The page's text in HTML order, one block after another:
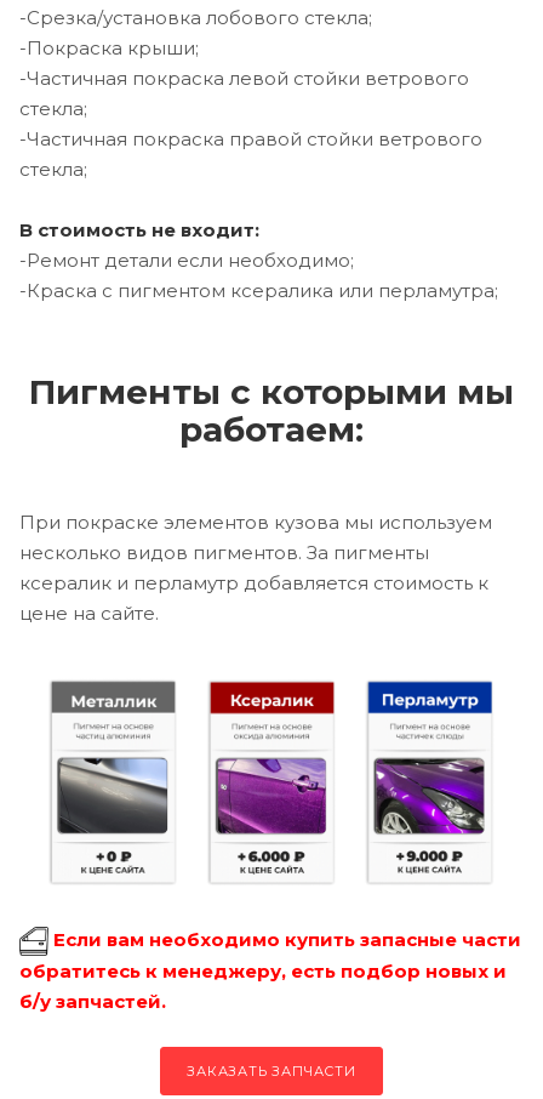
-Срезка/установка лобового стекла;
-Покраска крыши;
-Частичная покраска левой стойки ветрового
стекла;
-Частичная покраска правой стойки ветрового
стекла;
В стоимость не входит:
-Ремонт детали если необходимо;
-Краска с пигментом ксералика или перламутра;
Пигменты с которыми мы
работаем:
При покраске элементов кузова мы используем
несколько видов пигментов. За пигменты
ксералик и перламутр добавляется стоимость к
цене на сайте.
Если вам необходимо купить запасные части
обратитесь к менеджеру, есть подбор новых и
б/у запчастей.
ЗАКАЗАТЬ ЗАПЧАСТИ